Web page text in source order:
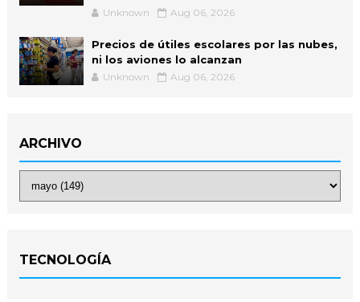
Unknown Aug 06, 2026
Precios de útiles escolares por las nubes,
ni los aviones lo alcanzan
Unknown Aug 06, 2026
ARCHIVO
TECNOLOGÍA